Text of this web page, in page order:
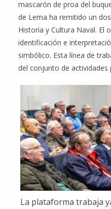
mascarón de proa del
de Lema ha remitido un
Historia y Cultura Naval. El
identificación e
simbólico. Esta línea de
del conjunto de actividades
La plataforma trabaja